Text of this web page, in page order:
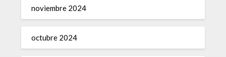
noviembre 2024
octubre 2024